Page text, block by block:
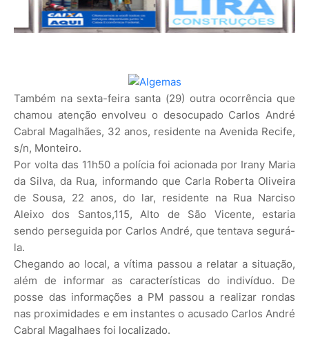
Também na sexta-feira santa (29) outra ocorrência que
chamou atenção envolveu o desocupado Carlos André
Cabral Magalhães, 32 anos, residente na Avenida Recife,
s/n, Monteiro.
Por volta das 11h50 a polícia foi acionada por Irany Maria
da Silva, da Rua, informando que Carla Roberta Oliveira
de Sousa, 22 anos, do lar, residente na Rua Narciso
Aleixo dos Santos,115, Alto de São Vicente, estaria
sendo perseguida por Carlos André, que tentava segurá-
la.
Chegando ao local, a vítima passou a relatar a situação,
além de informar as características do indivíduo. De
posse das informações a PM passou a realizar rondas
nas proximidades e em instantes o acusado Carlos André
Cabral Magalhaes foi localizado.